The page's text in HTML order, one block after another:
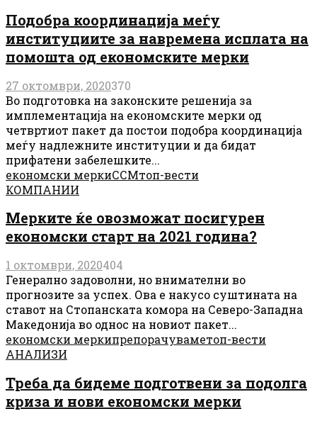
Подобра координација меѓу
институциите за навремена исплата на
помошта од економските мерки
27 октомври, 2020370
Во подготовка на законските решенија за
имплементација на економските мерки од
четвртиот пакет да постои подобра координација
меѓу надлежните институции и да бидат
прифатени забелешките...
економски меркиССМтоп-вести
КОМПАНИИ
Мерките ќе овозможат посигурен
економски старт на 2021 година?
1 октомври, 2020404
Генерално задоволни, но внимателни во
прогнозите за успех. Ова е накусо суштината на
ставот на Стопанската комора на Северо-Западна
Македонија во однос на новиот пакет...
економски меркипрепорачуваметоп-вести
АНАЛИЗИ
Треба да бидеме подготвени за подолга
криза и нови економски мерки